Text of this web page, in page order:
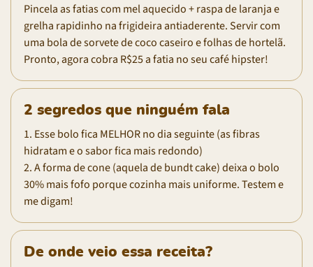
Pincela as fatias com mel aquecido + raspa de laranja e
grelha rapidinho na frigideira antiaderente. Servir com
uma bola de sorvete de coco caseiro e folhas de hortelã.
Pronto, agora cobra R$25 a fatia no seu café hipster!
2 segredos que ninguém fala
1. Esse bolo fica MELHOR no dia seguinte (as fibras
hidratam e o sabor fica mais redondo)
2. A forma de cone (aquela de bundt cake) deixa o bolo
30% mais fofo porque cozinha mais uniforme. Testem e
me digam!
De onde veio essa receita?